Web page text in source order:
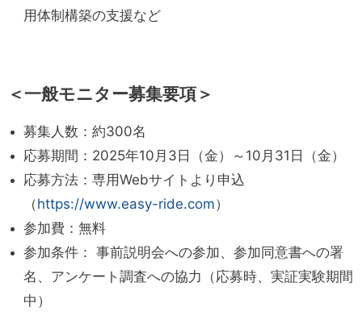
用体制構築の支援など
＜一般モニター募集要項＞
募集人数：約300名
応募期間：2025年10月3日（金）～10月31日（金）
応募方法：専用Webサイトより申込
（https://www.easy-ride.com）
参加費：無料
参加条件： 事前説明会への参加、参加同意書への署
名、アンケート調査への協力（応募時、実証実験期間
中）